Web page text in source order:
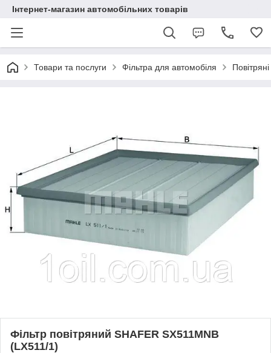
Інтернет-магазин автомобільних товарів
Товари та послуги Фільтра для автомобіля
Фільтр повітряний SHAFER SX511MNB
(LX511/1)